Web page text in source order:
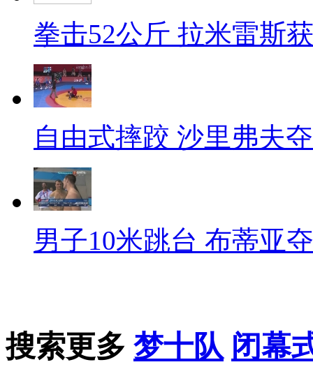
拳击52公斤 拉米雷斯
自由式摔跤 沙里弗夫
男子10米跳台 布蒂亚
搜索更多 梦十队 闭幕